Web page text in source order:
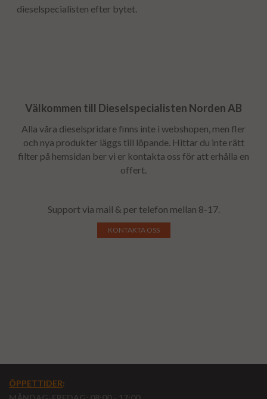
dieselspecialisten efter bytet.
Välkommen till Dieselspecialisten Norden AB
Alla våra dieselspridare finns inte i webshopen, men fler
och nya produkter läggs till löpande. Hittar du inte rätt
filter på hemsidan ber vi er kontakta oss för att erhålla en
offert.
Support via mail & per telefon mellan 8-17.
KONTAKTA OSS
ÖPPETTIDER: